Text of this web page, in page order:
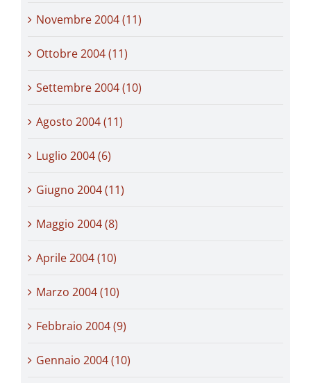
Novembre 2004 (11)
Ottobre 2004 (11)
Settembre 2004 (10)
Agosto 2004 (11)
Luglio 2004 (6)
Giugno 2004 (11)
Maggio 2004 (8)
Aprile 2004 (10)
Marzo 2004 (10)
Febbraio 2004 (9)
Gennaio 2004 (10)